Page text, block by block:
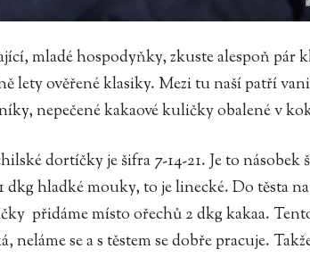
mladé hospodyňky, zkuste alespoň
lety ověřené klasiky. Mezi tu naší patří
nepečené kakaové kuličky obalené v
dortíčky je šifra 7-14-21. Je to
dkg hladké mouky, to je linecké. Do těsta
přidáme místo ořechů 2 dkg kakaa.
neláme se a s těstem se dobře pracuje.